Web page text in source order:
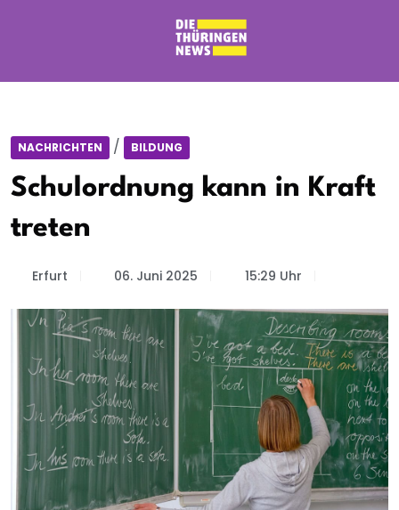
NACHRICHTEN / BILDUNG
Schulordnung kann in Kraft
treten
Erfurt 06. Juni 2025 15:29 Uhr